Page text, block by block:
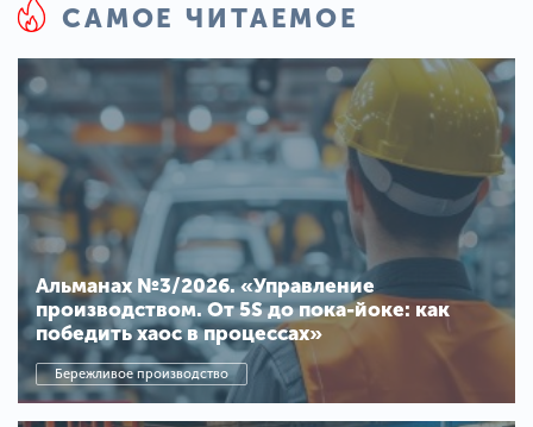
САМОЕ ЧИТАЕМОЕ
Альманах №3/2026. «Управление
производством. От 5S до пока-йоке: как
победить хаос в процессах»
Бережливое производство